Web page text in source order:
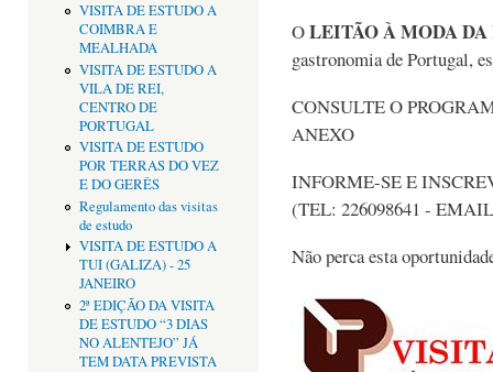
VISITA DE ESTUDO A
COIMBRA E
MEALHADA
VISITA DE ESTUDO A
VILA DE REI,
CENTRO DE
PORTUGAL
VISITA DE ESTUDO
POR TERRAS DO VEZ
E DO GERÊS
Regulamento das visitas
de estudo
VISITA DE ESTUDO A
TUI (GALIZA) - 25
JANEIRO
2ª EDIÇÃO DA VISITA
DE ESTUDO “3 DIAS
NO ALENTEJO” JÁ
TEM DATA PREVISTA
OLEITÃO À MODA
gastronomia de Portugal,
CONSULTE O
ANEXO
INFORME-SE E
(TEL: 226098641 -
Não perca esta